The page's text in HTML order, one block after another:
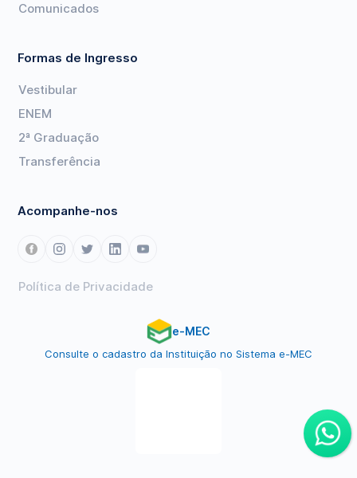
Comunicados
Formas de Ingresso
Vestibular
ENEM
2ª Graduação
Transferência
Acompanhe-nos
Política de Privacidade
e-MEC
Consulte o cadastro da Instituição no Sistema e-MEC